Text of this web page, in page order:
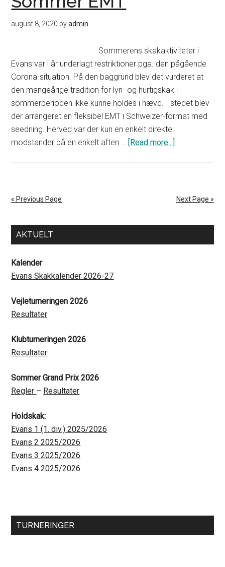
august 8, 2020 byadmin
Sommerens skakaktiviteter i
Evans var i år underlagt restriktioner pga. den pågående
Corona-situation. På den baggrund blev det vurderet at
den mangeårige tradition for lyn- og hurtigskak i
sommerperioden ikke kunne holdes i hævd. I stedet blev
der arrangeret en fleksibel EMT i Schweizer-format med
seedning. Herved var der kun en enkelt direkte
modstander på en enkelt aften … [Read more...]
Vejle
« Previous Page Next Page »
Primary
AKTUELT
Kalender
Evans Skakkalender 2026-27
Vejleturneringen 2026
Resultater
Klubturneringen 2026
Resultater
Sommer Grand Prix 2026
Regler – Resultater
Holdskak:
Evans 1 (1. div.) 2025/2026
Evans 2 2025/2026
Evans 3 2025/2026
Evans 4 2025/2026
TURNERINGER